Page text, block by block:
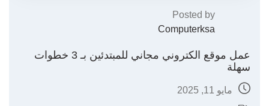
Posted by
Computerksa
عمل موقع الكتروني مجاني للمبتدئين بـ 3 خطوات
سهلة
مايو 11, 2025